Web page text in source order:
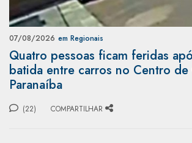
07/08/2026 em Regionais
Quatro pessoas ficam feridas
batida entre carros no Centro
Paranaíba
(22) COMPARTILHAR